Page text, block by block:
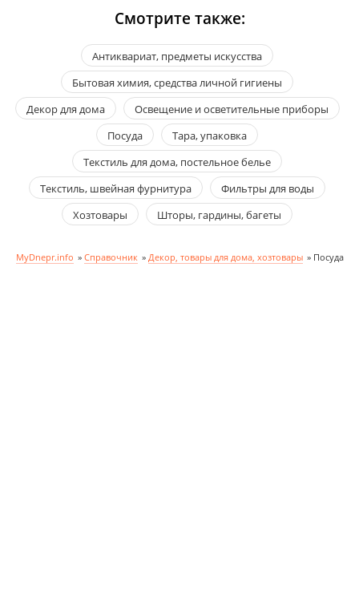
Смотрите также:
Антиквариат, предметы искусства
Бытовая химия, средства личной гигиены
Декор для дома
Освещение и осветительные приборы
Посуда
Тара, упаковка
Текстиль для дома, постельное белье
Текстиль, швейная фурнитура
Фильтры для воды
Хозтовары
Шторы, гардины, багеты
MyDnepr.info » Справочник » Декор, товары для дома, хозтовары » Посуда